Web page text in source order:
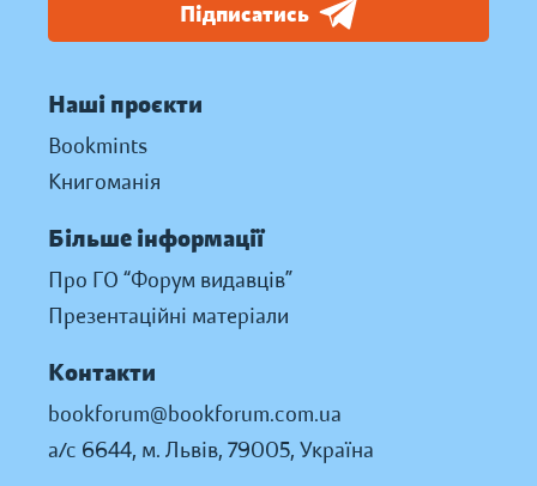
Підписатись
Наші проєкти
Bookmints
Книгоманія
Більше інформації
Про ГО “Форум видавців”
Презентаційні матеріали
Контакти
bookforum@bookforum.com.ua
а/с 6644, м. Львів, 79005, Україна